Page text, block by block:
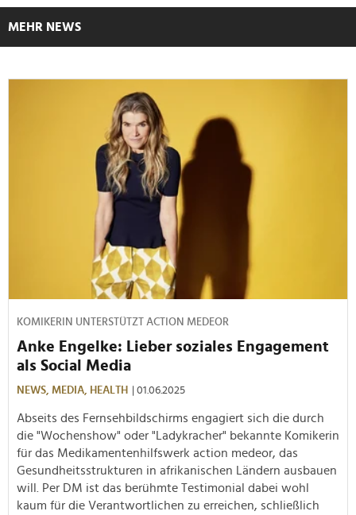
MEHR NEWS
KOMIKERIN UNTERSTÜTZT ACTION MEDEOR
Anke Engelke: Lieber soziales Engagement
als Social Media
NEWS, MEDIA, HEALTH | 01.06.2025
Abseits des Fernsehbildschirms engagiert sich die durch
die "Wochenshow" oder "Ladykracher" bekannte Komikerin
für das Medikamentenhilfswerk action medeor, das
Gesundheitsstrukturen in afrikanischen Ländern ausbauen
will. Per DM ist das berühmte Testimonial dabei wohl
kaum für die Verantwortlichen zu erreichen, schließlich